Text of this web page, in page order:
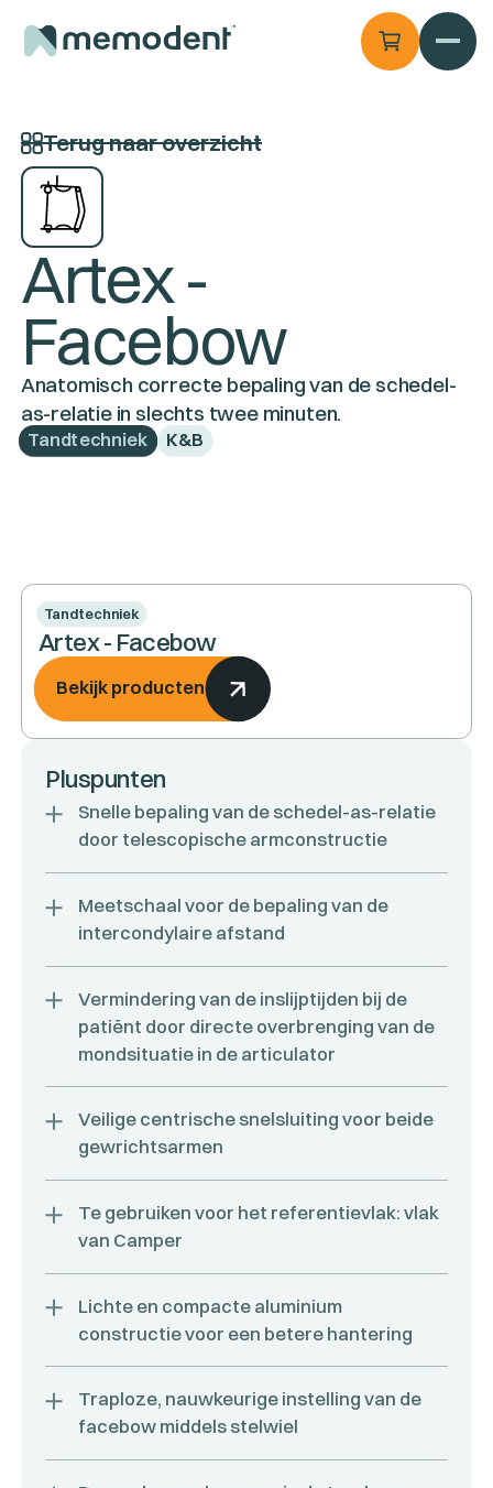
Terug naar overzicht
Artex -
Facebow
Anatomisch correcte bepaling van de schedel-
as-relatie in slechts twee minuten.
Tandtechniek K&B
Tandtechniek
Artex - Facebow
Bekijk producten
Pluspunten
Snelle bepaling van de schedel-as-relatie
door telescopische armconstructie
Meetschaal voor de bepaling van de
intercondylaire afstand
Vermindering van de inslijptijden bij de
patiënt door directe overbrenging van de
mondsituatie in de articulator
Veilige centrische snelsluiting voor beide
gewrichtsarmen
Te gebruiken voor het referentievlak: vlak
van Camper
Lichte en compacte aluminium
constructie voor een betere hantering
Traploze, nauwkeurige instelling van de
facebow middels stelwiel